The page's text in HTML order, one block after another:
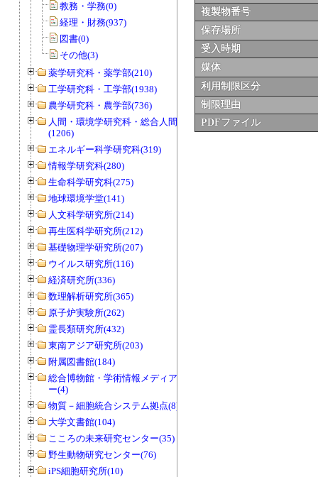
教務・学務(0)
経理・財務(937)
図書(0)
その他(3)
薬学研究科・薬学部(210)
工学研究科・工学部(1938)
農学研究科・農学部(736)
人間・環境学研究科・総合人間学部
(1206)
エネルギー科学研究科(319)
情報学研究科(280)
生命科学研究科(275)
地球環境学堂(141)
人文科学研究所(214)
再生医科学研究所(212)
基礎物理学研究所(207)
ウイルス研究所(116)
経済研究所(336)
数理解析研究所(365)
原子炉実験所(262)
霊長類研究所(432)
東南アジア研究所(203)
附属図書館(184)
総合博物館・学術情報メディアセンタ
ー(4)
物質－細胞統合システム拠点(8)
大学文書館(104)
こころの未来研究センター(35)
野生動物研究センター(76)
iPS細胞研究所(10)
複製物番号
保存場所
受入時期
媒体
利用制限区分
制限理由
PDFファイル